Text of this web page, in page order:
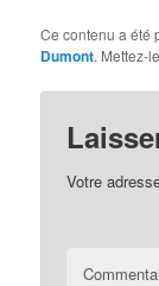
Ce contenu a été
Dumont. Mettez-
Votre